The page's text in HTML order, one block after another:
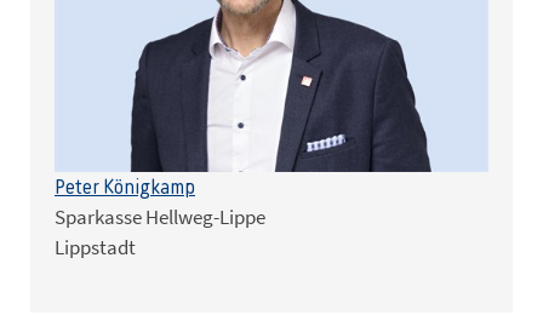
Peter Königkamp
Sparkasse Hellweg-Lippe
Lippstadt